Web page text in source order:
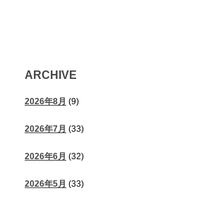
ARCHIVE
2026年8月 (9)
2026年7月 (33)
2026年6月 (32)
2026年5月 (33)